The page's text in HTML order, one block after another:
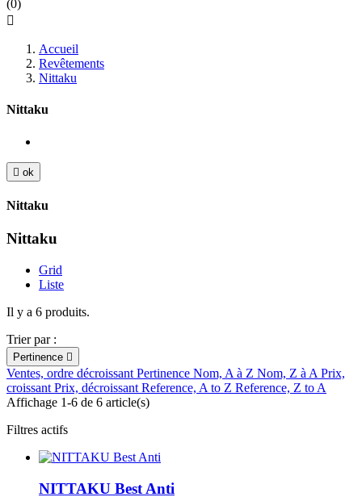
(0)

Accueil
Revêtements
Nittaku
Nittaku
 ok
Nittaku
Nittaku
Grid
Liste
Il y a 6 produits.
Trier par :
Pertinence 
Ventes, ordre décroissant Pertinence Nom, A à Z Nom, Z à A Prix,
croissant Prix, décroissant Reference, A to Z Reference, Z to A
Affichage 1-6 de 6 article(s)
Filtres actifs
NITTAKU Best Anti